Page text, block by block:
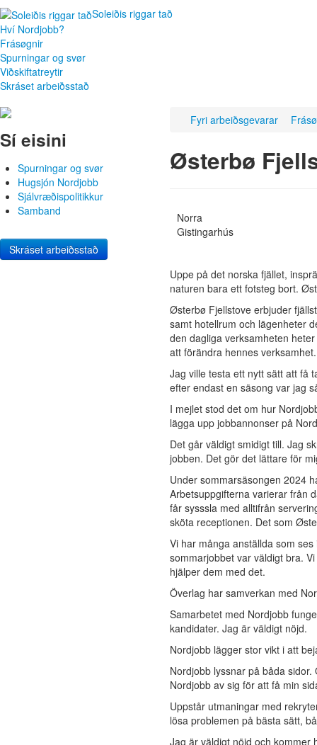
Soleiðis riggar tað
Hví Nordjobb?
Frásøgnir
Spurningar og svør
Viðskiftatreytir
Skráset arbeiðsstað
Sí eisini
Spurningar og svør
Hugsjón Nordjobb
Sjálvræðispolitikkur
Samband
Skráset arbeiðsstað
Fyri arbeiðsgevarar
Østerbø
Norra
Gistingarhús
Uppe på det norska fjället,
naturen bara ett fotsteg bort.
Østerbø Fjellstove erbjuder
samt hotellrum och lägenheter
den dagliga verksamheten
att förändra hennes verksamhet.
Jag ville testa ett nytt sätt att få
efter endast en säsong var jag
I mejlet stod det om hur
lägga upp jobbannonser på
Det går väldigt smidigt till. Jag
jobben. Det gör det lättare för
Under sommarsäsongen 2024
Arbetsuppgifterna varierar från
får sysssla med alltifrån
sköta receptionen. Det som
Vi har många anställda som
sommarjobbet var väldigt bra.
hjälper dem med det.
Överlag har samverkan med
Samarbetet med Nordjobb
kandidater. Jag är väldigt nöjd.
Nordjobb lägger stor vikt i att
Nordjobb lyssnar på båda
Nordjobb av sig för att få min
Uppstår utmaningar med
lösa problemen på bästa sätt,
Jag är väldigt nöjd och kommer